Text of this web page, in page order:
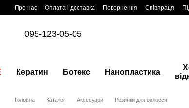
Перейти до основного контенту
Про нас Оплата і доставка Повернення Співпраця
095-123-05-05
Кератин Ботекс Нанопластика
Головна Каталог Аксесуари Резинки для волосся